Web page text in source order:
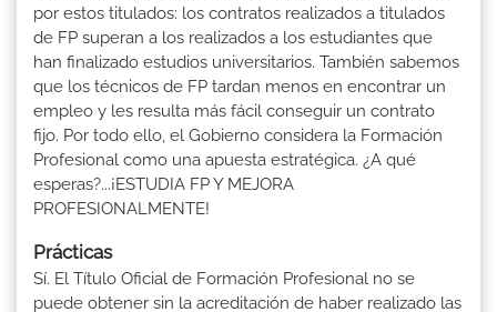
por estos titulados: los contratos realizados a titulados
de FP superan a los realizados a los estudiantes que
han finalizado estudios universitarios. También sabemos
que los técnicos de FP tardan menos en encontrar un
empleo y les resulta más fácil conseguir un contrato
fijo. Por todo ello, el Gobierno considera la Formación
Profesional como una apuesta estratégica. ¿A qué
esperas?...¡ESTUDIA FP Y MEJORA
PROFESIONALMENTE!
Prácticas
Sí. El Título Oficial de Formación Profesional no se
puede obtener sin la acreditación de haber realizado las